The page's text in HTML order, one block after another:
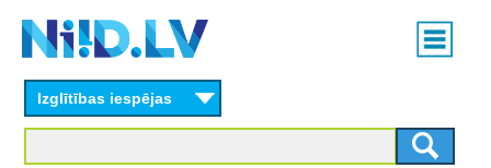
content
Main
menu
Izglītības iespējas